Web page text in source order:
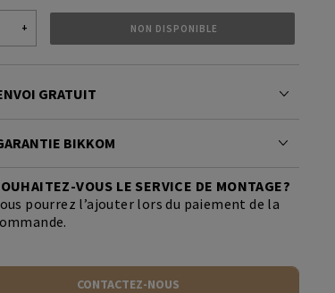
+ NON DISPONIBLE
GRATUIT
BIKKOM
VOUS LE SERVICE DE MONTAGE?
pourrez l’ajouter lors du paiement de la
CONTACTEZ-NOUS